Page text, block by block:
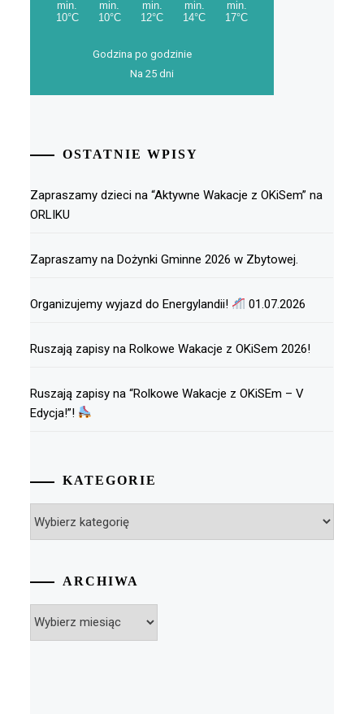
Godzina po godzinie
Na 25 dni
OSTATNIE WPISY
Zapraszamy dzieci na “Aktywne Wakacje z OKiSem” na
ORLIKU
Zapraszamy na Dożynki Gminne 2026 w Zbytowej.
Organizujemy wyjazd do Energylandii! 01.07.2026
Ruszają zapisy na Rolkowe Wakacje z OKiSem 2026!
Ruszają zapisy na “Rolkowe Wakacje z OKiSEm – V
Edycja!”!
KATEGORIE
ARCHIWA